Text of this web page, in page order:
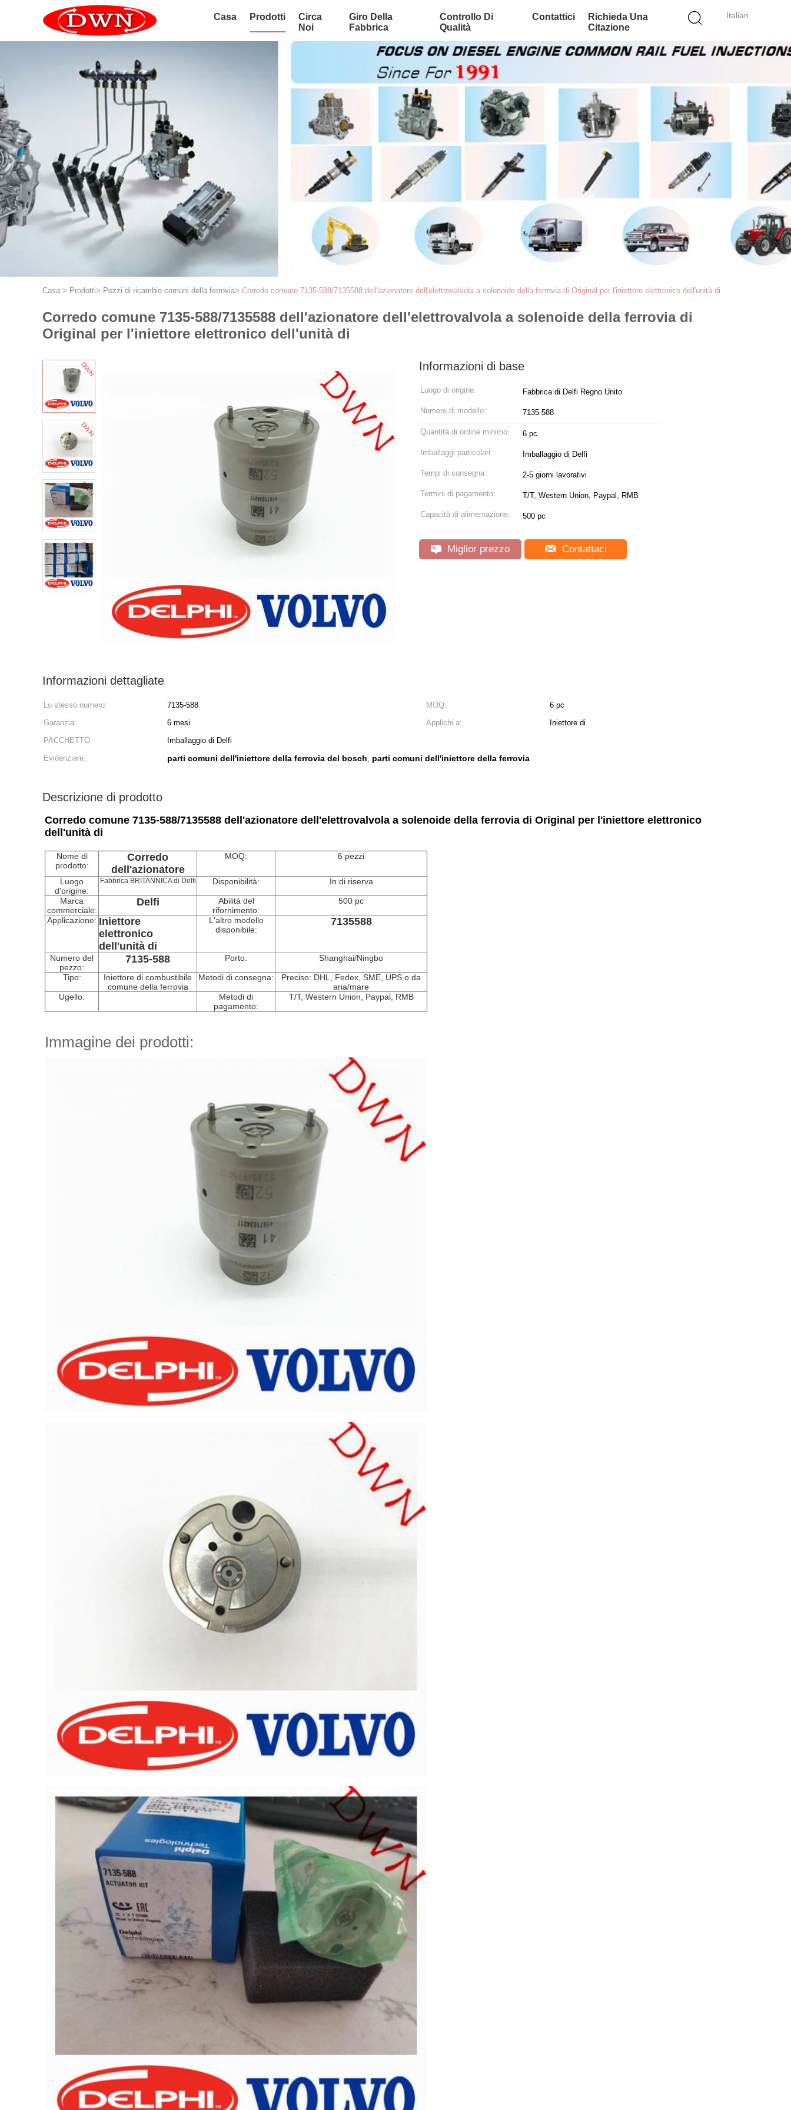
Italian
Casa Prodotti
Circa
Noi
Giro Della
Fabbrica
Controllo Di
Qualità
Contattici
Richieda Una
Citazione
Casa > Prodotti> Pezzi di ricambio comuni della ferrovia> Corredo comune 7135-588/7135588 dell'azionatore dell'elettrovalvola a solenoide della ferrovia di Original per l'iniettore elettronico dell'unità di
Corredo comune 7135-588/7135588 dell'azionatore dell'elettrovalvola a solenoide della ferrovia di
Original per l'iniettore elettronico dell'unità di
Informazioni di base
Luogo di origine: Fabbrica di Delfi Regno Unito
Numero di modello: 7135-588
Quantità di ordine minimo: 6 pc
Imballaggi particolari: Imballaggio di Delfi
Tempi di consegna: 2-5 giorni lavorativi
Termini di pagamento: T/T, Western Union, Paypal, RMB
Capacità di alimentazione: 500 pc
Miglior prezzo Contattaci
Informazioni dettagliate
Lo stesso numero: 7135-588 MOQ:
6 pc
Garanzia:
6 mesi Applichi a:
Iniettore di
PACCHETTO:
Imballaggio di Delfi
Evidenziare:
parti comuni dell'iniettore della ferrovia del bosch, parti comuni dell'iniettore della ferrovia
Descrizione di prodotto
Corredo comune 7135-588/7135588 dell'azionatore dell'elettrovalvola a solenoide della ferrovia di Original per l'iniettore elettronico
dell'unità di
Nome di
prodotto:
Corredo
dell'azionatore
MOQ: 6 pezzi
Luogo
d'origine:
Fabbrica BRITANNICA di Delfi Disponibilità: In di riserva
Marca
commerciale:
Delfi
Abilità del
rifornimento:
500 pc
Applicazione: Iniettore
elettronico
dell'unità di
L'altro modello
disponibile:
7135588
Numero del
pezzo:
7135-588 Porto: Shanghai/Ningbo
Tipo:
Iniettore di combustibile
comune della ferrovia
Metodi di consegna:
Preciso: DHL, Fedex, SME, UPS o da
aria/mare
Ugello:
Metodi di
pagamento:
T/T, Western Union, Paypal, RMB
Immagine dei prodotti: